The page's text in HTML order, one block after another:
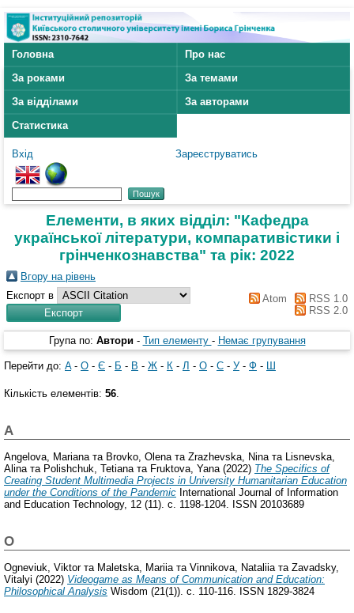
Головна
Про нас
За роками
За темами
За відділами
За авторами
Статистика
Вхід Зареєструватись
Елементи, в яких відділ: "Кафедра
української літератури, компаративістики і
грінченкознавства" та рік: 2022
Вгору на рівень
Експорт в
Atom
RSS 1.0
RSS 2.0
Група по: Автори- Тип елементу - Немає групування
Перейти до: A- O - Є - Б - В - Ж - К - Л - О - С - У- Ф - Ш
Кількість елементів: 56.
A
Angelova, Mariana та Brovko, Olena та Zrazhevska, Nina та
Lisnevska,
Alina та Polishchuk, Tetiana та Fruktova, Yana (2022) The Specifics of
Creating Student Multimedia Projects in University Humanitarian Education
under the Conditions of the Pandemic International Journal of Information
and Education Technology, 12 (11). с. 1198-1204. ISSN 20103689
O
Ogneviuk, Viktorта Maletska, Mariia та Vinnikova, Nataliia та Zavadsky,
Vitalyi (2022) Videogame as Means of Communication and Education:
Philosophical Analysis Wisdom (21(1)). с. 110-116. ISSN 1829-3824